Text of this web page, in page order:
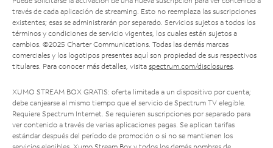
través de cada aplicación de streaming. Esto no reemplaza las suscripciones
existentes; esas se administrarán por separado. Servicios sujetos a todos los
términos y condiciones de servicio vigentes, los cuales están sujetos a
cambios. ©2025 Charter Communications. Todas las demás marcas
comerciales y los logotipos presentes aquí son propiedad de sus respectivos
titulares. Para conocer más detalles, visita spectrum.com/disclosures.
XUMO STREAM BOX GRATIS: oferta limitada a un dispositivo por cuenta;
debe canjearse al mismo tiempo que el servicio de Spectrum TV elegible.
Requiere Spectrum Internet. Se requieren suscripciones por separado para
ver contenido a través de varias aplicaciones pagas. Se aplican tarifas
estándar después del período de promoción o si no se mantienen los